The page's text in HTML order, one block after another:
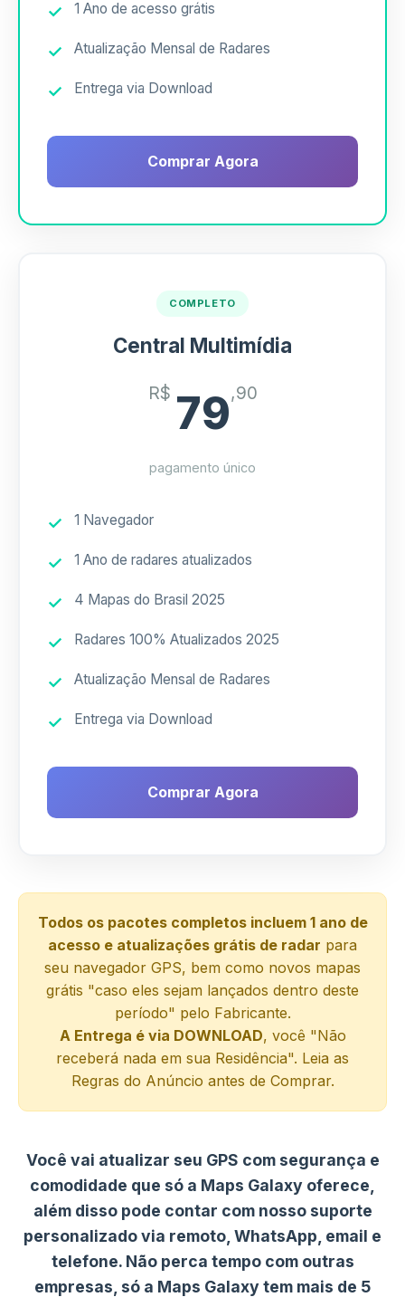
1 Ano de acesso grátis
Atualização Mensal de Radares
Entrega via Download
Comprar Agora
COMPLETO
Central Multimídia
R$ 79,90
pagamento único
1 Navegador
1 Ano de radares atualizados
4 Mapas do Brasil 2025
Radares 100% Atualizados 2025
Atualização Mensal de Radares
Entrega via Download
Comprar Agora
Todos os pacotes completos incluem 1 ano de
acesso e atualizações grátis de radar para
seu navegador GPS, bem como novos mapas
grátis "caso eles sejam lançados dentro deste
período" pelo Fabricante.
A Entrega é via DOWNLOAD, você "Não
receberá nada em sua Residência". Leia as
Regras do Anúncio antes de Comprar.
Você vai atualizar seu GPS com segurança e
comodidade que só a Maps Galaxy oferece,
além disso pode contar com nosso suporte
personalizado via remoto, WhatsApp, email e
telefone. Não perca tempo com outras
empresas, só a Maps Galaxy tem mais de 5